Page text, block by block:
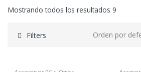
Mostrando todos los resultados 9
Filters